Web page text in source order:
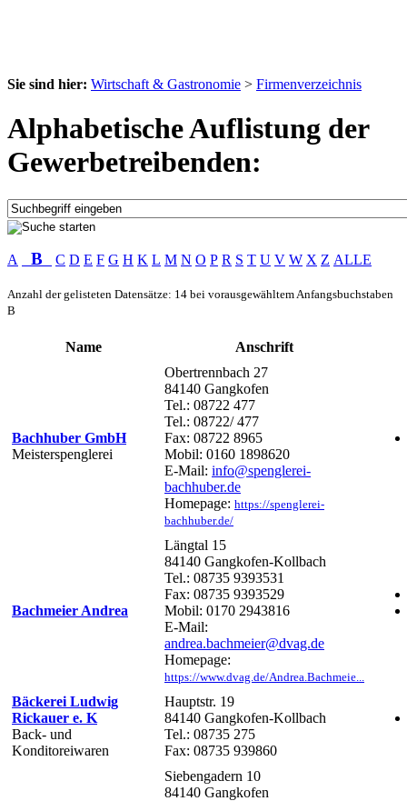
Sie sind hier: Wirtschaft & Gastronomie > Firmenverzeichnis
Alphabetische Auflistung der
Gewerbetreibenden:
A B C D E F G H K L M N O P R S T U V W X Z ALLE
Anzahl der gelisteten Datensätze: 14 bei vorausgewähltem Anfangsbuchstaben
B
Name Anschrift
Bachhuber GmbH
Meisterspenglerei
Obertrennbach 27
84140 Gangkofen
Tel.: 08722 477
Tel.: 08722/ 477
Fax: 08722 8965
Mobil: 0160 1898620
E-Mail: info@spenglerei-
bachhuber.de
Homepage: https://spenglerei-
bachhuber.de/
Bachmeier Andrea
Längtal 15
84140 Gangkofen-Kollbach
Tel.: 08735 9393531
Fax: 08735 9393529
Mobil: 0170 2943816
E-Mail:
andrea.bachmeier@dvag.de
Homepage:
https://www.dvag.de/Andrea.Bachmeie...
Bäckerei Ludwig
Rickauer e. K
Back- und
Konditoreiwaren
Hauptstr. 19
84140 Gangkofen-Kollbach
Tel.: 08735 275
Fax: 08735 939860
Siebengadern 10
84140 Gangkofen